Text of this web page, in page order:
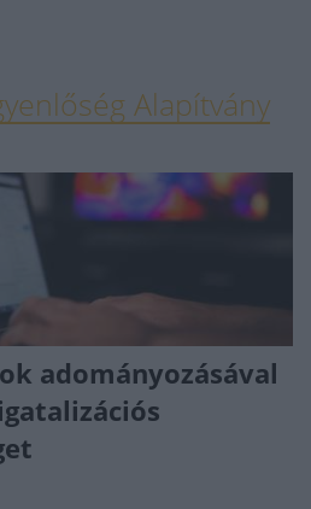
Alapítvány
adományozásával